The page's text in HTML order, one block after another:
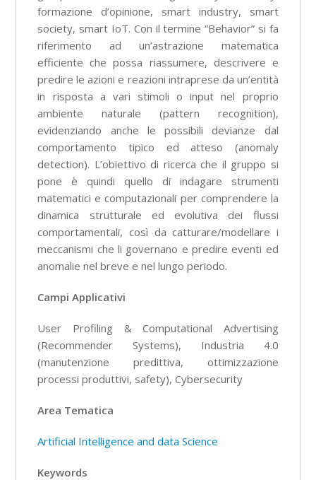
formazione d’opinione, smart industry, smart
society, smart IoT. Con il termine “Behavior” si fa
riferimento ad un’astrazione matematica
efficiente che possa riassumere, descrivere e
predire le azioni e reazioni intraprese da un’entità
in risposta a vari stimoli o input nel proprio
ambiente naturale (pattern recognition),
evidenziando anche le possibili devianze dal
comportamento tipico ed atteso (anomaly
detection). L’obiettivo di ricerca che il gruppo si
pone è quindi quello di indagare strumenti
matematici e computazionali per comprendere la
dinamica strutturale ed evolutiva dei flussi
comportamentali, così da catturare/modellare i
meccanismi che li governano e predire eventi ed
anomalie nel breve e nel lungo periodo.
Campi Applicativi
User Profiling & Computational Advertising
(Recommender Systems), Industria 4.0
(manutenzione predittiva, ottimizzazione
processi produttivi, safety), Cybersecurity
Area Tematica
Artificial Intelligence and data Science
Keywords